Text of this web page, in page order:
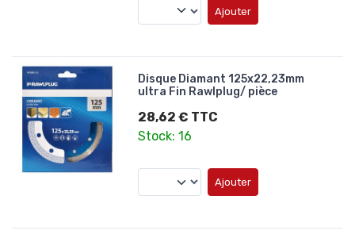
Ajouter
Disque Diamant 125x22,23mm
ultra Fin Rawlplug/ pièce
28,62 € TTC
Stock: 16
Ajouter